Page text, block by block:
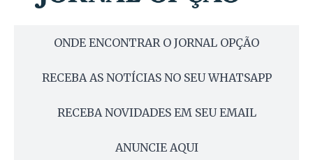
ONDE ENCONTRAR O JORNAL OPÇÃO
RECEBA AS NOTÍCIAS NO SEU WHATSAPP
RECEBA NOVIDADES EM SEU EMAIL
ANUNCIE AQUI